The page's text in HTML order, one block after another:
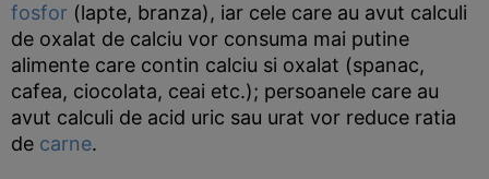
fosfor (lapte, branza), iar cele care au avut calculi
de oxalat de calciu vor consuma mai putine
alimente care contin calciu si oxalat (spanac,
cafea, ciocolata, ceai etc.); persoanele care au
avut calculi de acid uric sau urat vor reduce ratia
de carne.